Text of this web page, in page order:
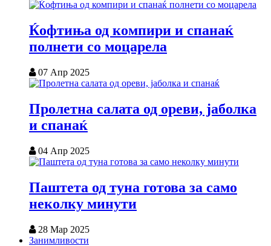
Ќофтиња од компири и спанаќ
полнети со моцарела
07 Апр 2025
Пролетна салата од ореви, јаболка
и спанаќ
04 Апр 2025
Паштета од туна готова за само
неколку минути
28 Мар 2025
Занимливости